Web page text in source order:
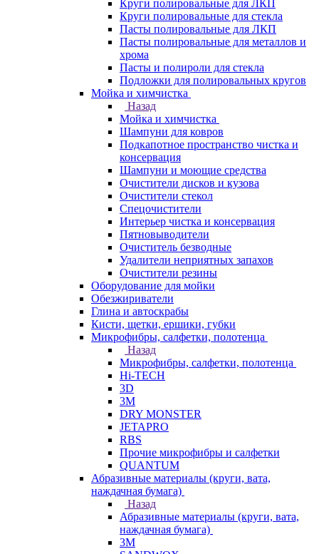
Круги полировальные для ЛКП
Круги полировальные для стекла
Пасты полировальные для ЛКП
Пасты полировальные для металлов и
хрома
Пасты и полироли для стекла
Подложки для полировальных кругов
Мойка и химчистка
Назад
Мойка и химчистка
Шампуни для ковров
Подкапотное пространство чистка и
консервация
Шампуни и моющие средства
Очистители дисков и кузова
Очистители стекол
Спецочистители
Интерьер чистка и консервация
Пятновыводители
Очиститель безводные
Удалители неприятных запахов
Очистители резины
Оборудование для мойки
Обезжириватели
Глина и автоскрабы
Кисти, щетки, ершики, губки
Микрофибры, салфетки, полотенца
Назад
Микрофибры, салфетки, полотенца
Hi-TECH
3D
3М
DRY MONSTER
JETAPRO
RBS
Прочие микрофибры и салфетки
QUANTUM
Абразивные материалы (круги, вата,
наждачная бумага)
Назад
Абразивные материалы (круги, вата,
наждачная бумага)
3М